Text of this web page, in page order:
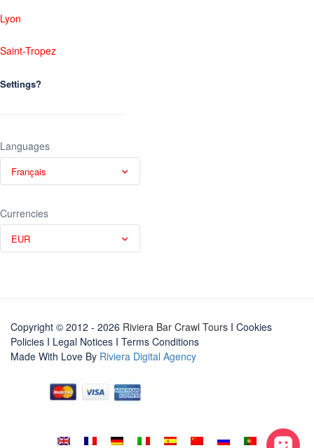
Lyon
Saint-Tropez
Settings?
Languages
Français
Currencies
EUR
Copyright © 2012 - 2026 Riviera Bar Crawl Tours I Cookies
Policies I Legal Notices I Terms Conditions
Made With Love By Riviera Digital Agency